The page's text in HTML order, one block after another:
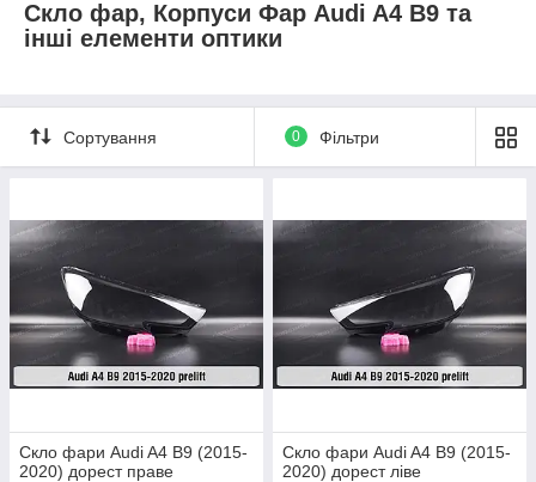
Скло фар, Корпуси Фар Audi A4 B9 та
інші елементи оптики
Сортування 0 Фільтри
Скло фари Audi A4 B9 (2015-
2020) дорест праве
Скло фари Audi A4 B9 (2015-
2020) дорест ліве